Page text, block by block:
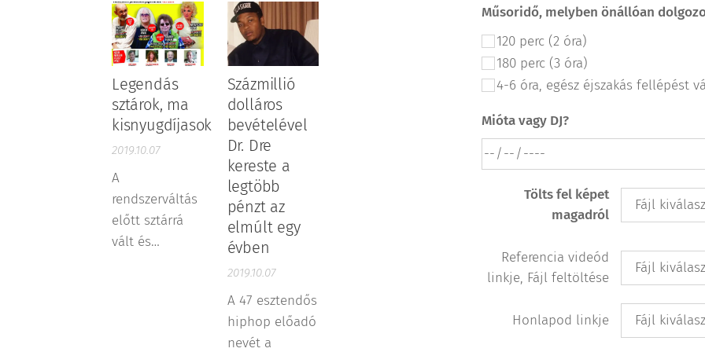
Legendás
sztárok, ma
kisnyugdíjasok
2019.10.07
A
rendszerváltás
előtt sztárrá
vált és
Százmillió
dolláros
bevételével
Dr. Dre
kereste a
legtöbb
pénzt az
elmúlt egy
évben
2019.10.07
A 47 esztendős
hiphop előadó
nevét a
Műsoridő, melyben önállóan
120 perc (2 óra)
180 perc (3 óra)
4-6 óra, egész éjszakás fellépést
Mióta vagy DJ?
Tölts fel képet
magadról
Fájl
Referencia videód
linkje, Fájl feltöltése
Fájl
Honlapod linkje Fájl